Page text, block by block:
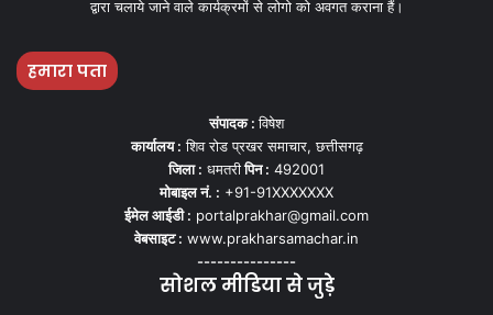
द्वारा चलाये जाने वाले कार्यक्रमों से लोगो को अवगत कराना हैं।
हमारा पता
संपादक :विषेश
कार्यालय : शिव रोड प्रखर समाचार, छत्तीसगढ़
जिला : धमतरीपिन : 492001
मोबाइल नं. : +91-91XXXXXXX
ईमेल आईडी : portalprakhar@gmail.com
वेबसाइट : www.prakharsamachar.in
---------------
सोशल मीडिया से जुड़े